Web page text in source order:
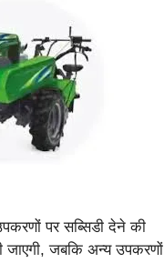
पर सब्सिडी देने की
जबकि अन्य उपकरणों